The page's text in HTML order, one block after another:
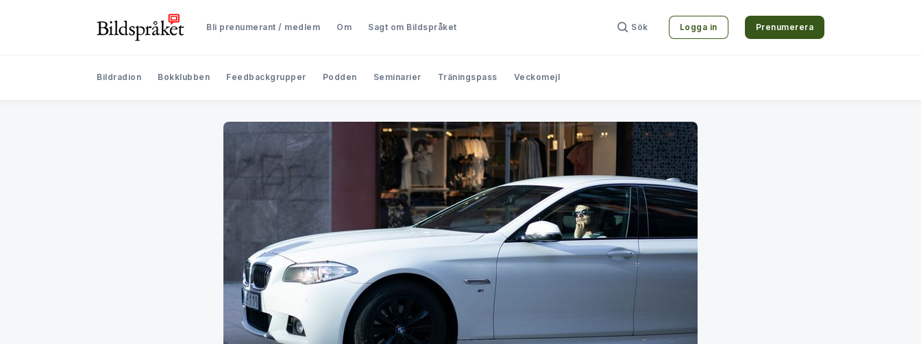
Bli prenumerant / medlem Om Sagt om Bildspråket Sök Logga in Prenumerera
Bildradion Bokklubben Feedbackgrupper Podden Seminarier Träningspass Veckomejl